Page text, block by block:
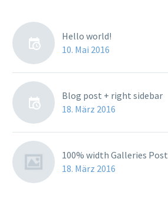
Hello world!
10. Mai 2016
Blog post + right sidebar
18. März 2016
100% width Galleries Post
18. März 2016